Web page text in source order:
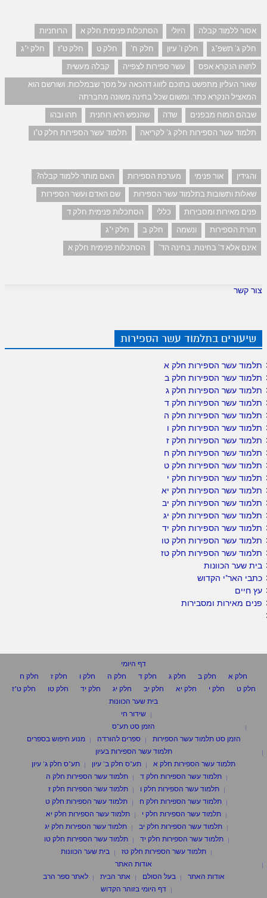
אסור ללמוד קבלה היולי הסתכלות פנימית חלק א
הרוחניות
חלק ג' תשפ"ג
חלק ו' עיון חלק ח' חלק ט חלק ט"ז
חלק י"ג
לתוהו הנקרא אפס
עשר ספירות לצפייה
קבלה מעשית
שאור העליון מתפשט בתוכם לזווג דהכאה על מסך שבמלכות. ושורשם הוא
המאציל הנקרא כתר. ומשום שכל בחינה משונה מחברתה
שבהם המוח מבפנים
שדה שהנפש היא רוחנית
תהו ובהו
תלמוד עשר הספירות חלק ג' לקריאה
תלמוד עשר הספירות חלק ט"ו
והגידין אור פנימי מערכת הספירות
האם מותר ללמוד קבלה?
שאלות ותשובות בתלמוד עשר הספירות
שם האדם ועשר הספירות
פנים מאירות ומסבירות
כללי
הסתכלות פנימית חלק ד
תורת הספירות
ונשמה חלק ב
חלק י"ג
אינם אלא ד' בחינות. בחינה הד'
הסתכלות פנימית חלק א
צור קשר
שיעורים בתלמוד עשר הספירות
תלמוד עשר הספירות חלק א
תלמוד עשר הספירות חלק ב
תלמוד עשר הספירות חלק ג
תלמוד עשר הספירות חלק ד
תלמוד עשר הספירות חלק ה
תלמוד עשר הספירות חלק ו
תלמוד עשר הספירות חלק ז
תלמוד עשר הספירות חלק ח
תלמוד עשר הספירות חלק ט
תלמוד עשר הספירות חלק י
תלמוד עשר הספירות חלק יא
תלמוד עשר הספירות חלק יב
תלמוד עשר הספירות חלק יג
תלמוד עשר הספירות חלק יד
תלמוד עשר הספירות חלק טו
תלמוד עשר הספירות חלק טז
בית שער הכוונות
כתבי האר"י הקדוש
עץ חיים
פנים מאירות ומסבירות
דף היומי
חלק א
חלק ב חלק ג חלק ד חלק ה חלק ו חלק ז
חלק ח
חלק ט
חלק י חלק יא חלק יב חלק יג חלק יד חלק טו
חלק ט"ז
בית שער הכוונות
שידור חי
הזמן סט תע"ס
הזמן סט תלמוד עשר הספירות
ספרים להורדה
מנוע חיפוש בספרים
תלמוד עשר הספירות בעיון
תלמוד עשר הספירות חלק א
תע"ס חלק ב' עיון
תע"ס חלק ג' עיון
תלמוד עשר הספירות חלק ד
תלמוד עשר הספירות חלק ה
תלמוד עשר הספירות חלק ו
תלמוד עשר הספירות חלק ז
תלמוד עשר הספירות חלק ח
תלמוד עשר הספירות חלק ט
תלמוד עשר הספירות חלק י
תלמוד עשר הספירות חלק יא
תלמוד עשר הספירות חלק יב
תלמוד עשר הספירות חלק יג
תלמוד עשר הספירות חלק יד
תלמוד עשר הספירות חלק טו
תלמוד עשר הספירות חלק טז
בית שער הכוונות
אודות האתר
אודות האתר
בעל הסולם אתר הבית
לאתר ספר הרב
דף היומי בזוהר הקדוש